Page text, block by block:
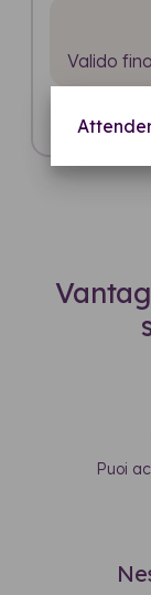
Valido
Puoi